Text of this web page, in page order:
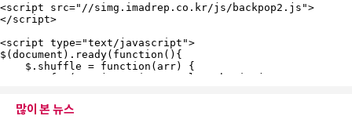
많이 본 뉴스